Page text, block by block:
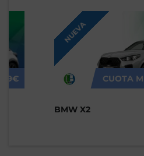
NUEVA
CUOTA
BMW X2